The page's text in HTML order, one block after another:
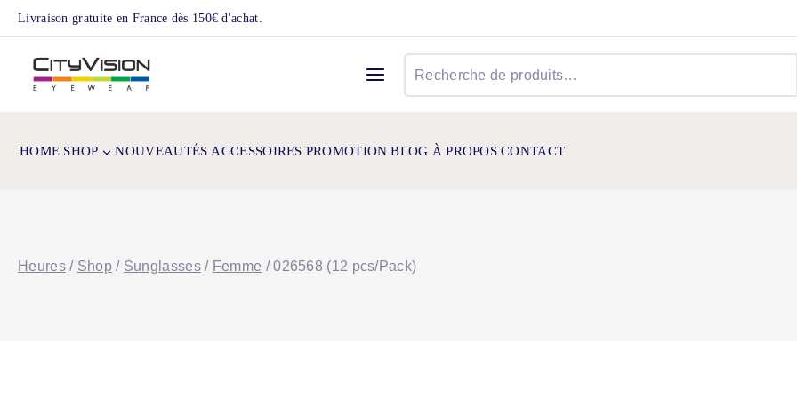
Skip
content
Livraison gratuite en France dès 150€ d'achat.
HOME SHOP NOUVEAUTÉS ACCESSOIRES PROMOTION BLOG À PROPOS CONTACT
Heures / Shop / Sunglasses / Femme / 026568 (12 pcs/Pack)